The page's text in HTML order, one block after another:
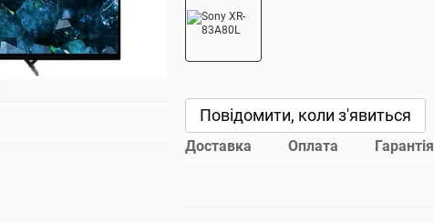
Повідомити, коли з'явиться
Доставка Оплата Гарантія